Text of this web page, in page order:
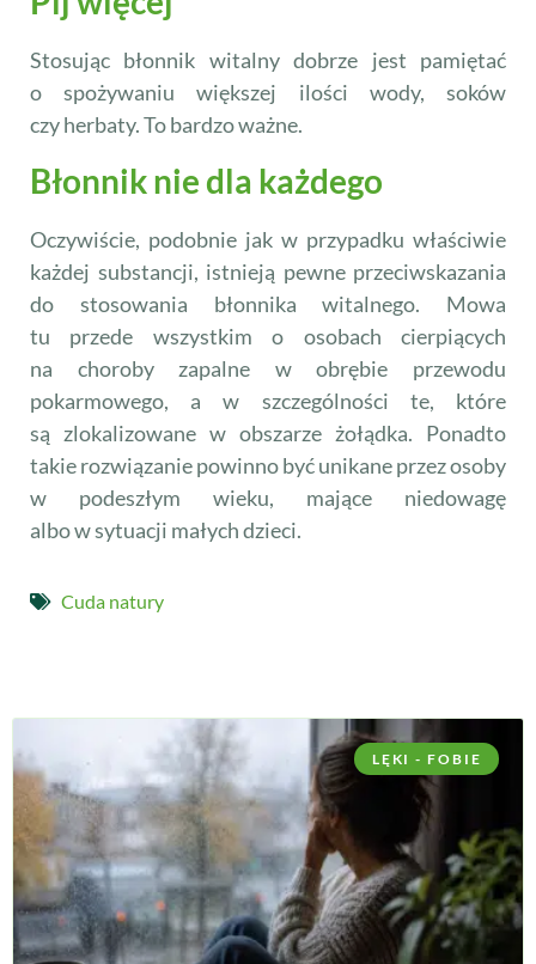
Stosując błonnik witalny dobrze jest pamiętać
o spożywaniu większej ilości wody, soków
czy herbaty. To bardzo ważne.
Błonnik nie dla każdego
Oczywiście, podobnie jak w przypadku właściwie
każdej substancji, istnieją pewne przeciwskazania
do stosowania błonnika witalnego. Mowa
tu przede wszystkim o osobach cierpiących
na choroby zapalne w obrębie przewodu
pokarmowego, a w szczególności te, które
są zlokalizowane w obszarze żołądka. Ponadto
takie rozwiązanie powinno być unikane przez osoby
w podeszłym wieku, mające niedowagę
albo w sytuacji małych dzieci.
Cuda natury
LĘKI - FOBIE